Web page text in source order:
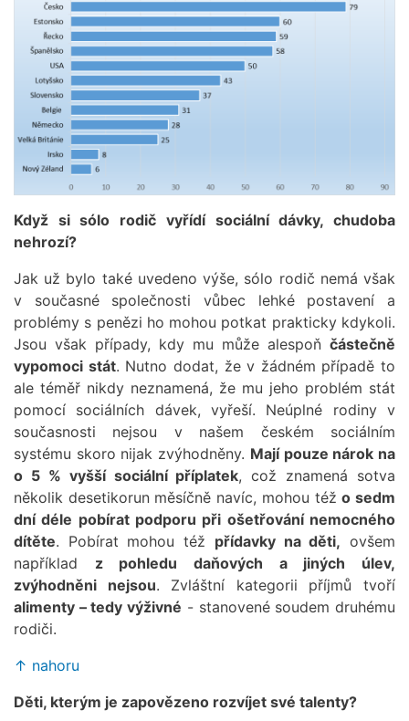
Když si sólo rodič vyřídí sociální dávky, chudoba
nehrozí?
Jak už bylo také uvedeno výše, sólo rodič nemá však
v současné společnosti vůbec lehké postavení a
problémy s penězi ho mohou potkat prakticky kdykoli.
Jsou však případy, kdy mu může alespoň částečně
vypomoci stát. Nutno dodat, že v žádném případě to
ale téměř nikdy neznamená, že mu jeho problém stát
pomocí sociálních dávek, vyřeší. Neúplné rodiny v
současnosti nejsou v našem českém sociálním
systému skoro nijak zvýhodněny. Mají pouze nárok na
o 5 % vyšší sociální příplatek, což znamená sotva
několik desetikorun měsíčně navíc, mohou téžo sedm
dní déle pobírat podporu při ošetřování nemocného
dítěte. Pobírat mohou též přídavky na děti, ovšem
například z pohledu daňových a jiných úlev,
zvýhodněni nejsou. Zvláštní kategorii příjmů tvoří
alimenty – tedy výživné - stanovené soudem druhému
rodiči.
↑ nahoru
Děti, kterým je zapovězeno rozvíjet své talenty?